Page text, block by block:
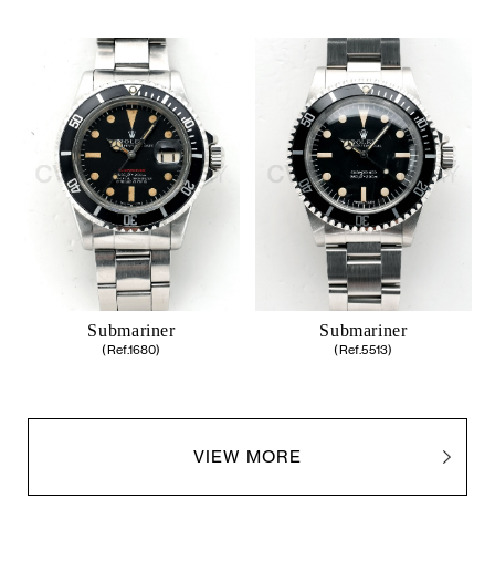
Submariner
(Ref.1680)
Submariner
(Ref.5513)
VIEW MORE